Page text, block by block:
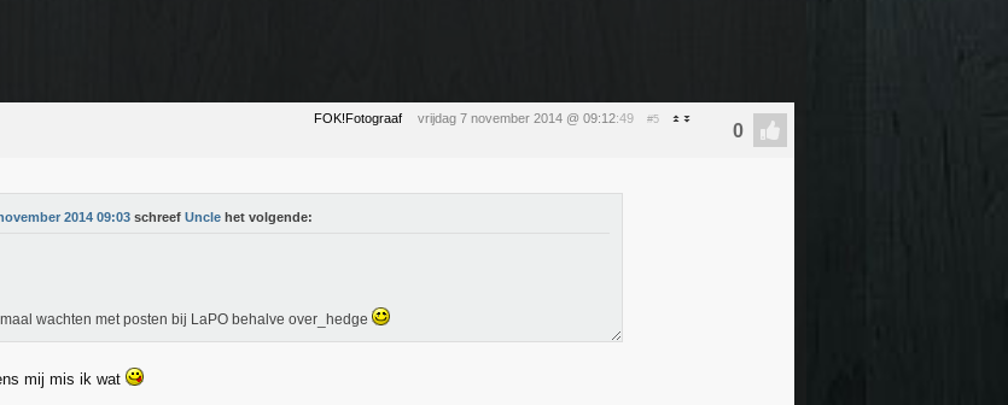
FOK!Fotograaf vrijdag 7 november 2014 @ 09:12:49 #5
2014 09:03 schreef Uncle het volgende:
wachten met posten bij LaPO behalve over_hedge
mij mis ik wat